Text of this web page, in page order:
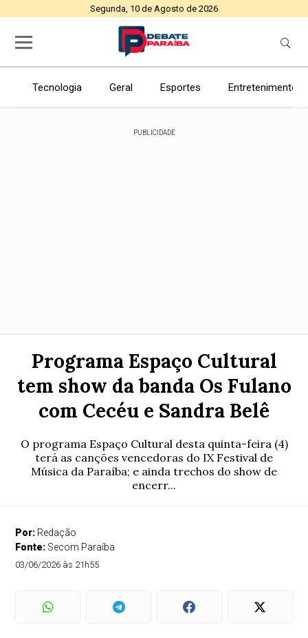
Segunda, 10 de Agosto de 2026
Tecnologia Geral Esportes Entretenimento
PUBLICIDADE
Programa Espaço Cultural
tem show da banda Os Fulano
com Cecéu e Sandra Belê
O programa Espaço Cultural desta quinta-feira (4)
terá as canções vencedoras do IX Festival de
Música da Paraíba; e ainda trechos do show de
encerr...
Por: Redação
Fonte: Secom Paraíba
03/06/2026 às 21h55